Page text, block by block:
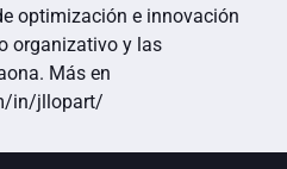
optimización e innovación
organizativo y las
Más en
in/jllopart/